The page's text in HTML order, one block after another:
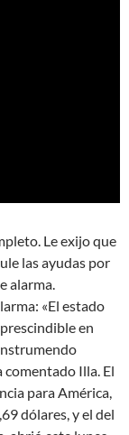
Le exijo que
las ayudas por
alarma.
«El estado
en
comentado Illa. El
para América,
dólares, y el del